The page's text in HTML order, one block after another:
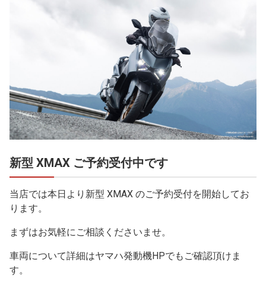
新型 XMAX ご予約受付中です
当店では本日より新型 XMAX のご予約受付を開始してお
ります。
まずはお気軽にご相談くださいませ。
車両について詳細はヤマハ発動機HPでもご確認頂けま
す。